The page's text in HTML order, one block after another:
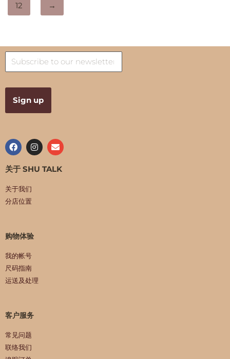
12 →
关于 SHU TALK
关于我们
分店位置
购物体验
我的帐号
尺码指南
运送及处理
客户服务
常见问题
联络我们